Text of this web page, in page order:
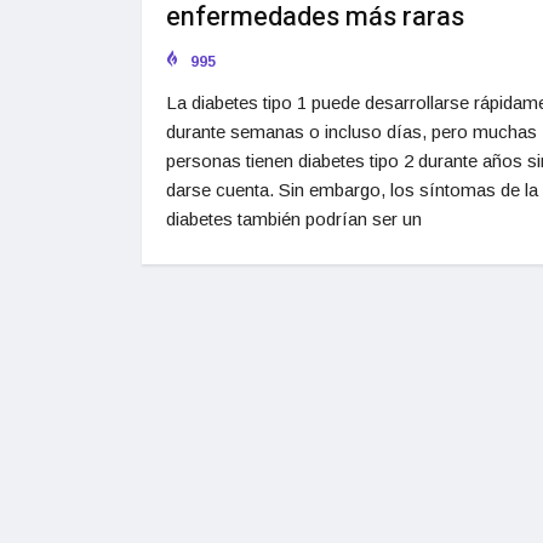
enfermedades más raras
995
La diabetes tipo 1 puede desarrollarse
durante semanas o incluso días, pero muchas
personas tienen diabetes tipo 2 durante años
darse cuenta. Sin embargo, los síntomas de la
diabetes también podrían ser un